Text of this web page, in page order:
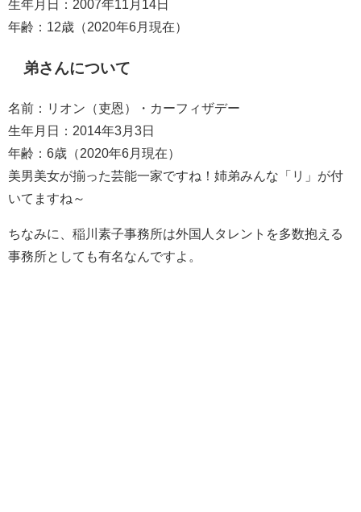
生年月日：2007年11月14日
年齢：12歳（2020年6月現在）
弟さんについて
名前：リオン（吏恩）・カーフィザデー
生年月日：2014年3月3日
年齢：6歳（2020年6月現在）
美男美女が揃った芸能一家ですね！姉弟みんな「リ」が付
いてますね～
ちなみに、稲川素子事務所は外国人タレントを多数抱える
事務所としても有名なんですよ。